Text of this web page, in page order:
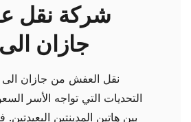
شركة نقل
جازان
نقل العفش من جازان الى
التحديات التي تواجه الأسر
بين هاتين المدينتين البعيدتين.